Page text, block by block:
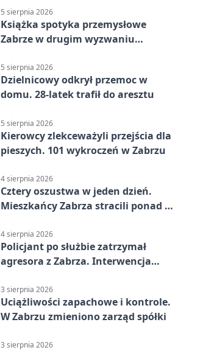
5 sierpnia 2026
Książka spotyka przemysłowe
Zabrze w drugim wyzwaniu
5 sierpnia 2026
Dzielnicowy odkrył przemoc w
domu. 28-latek trafił do aresztu
5 sierpnia 2026
Kierowcy zlekceważyli przejścia dla
pieszych. 101 wykroczeń w Zabrzu
4 sierpnia 2026
Cztery oszustwa w jeden dzień.
Mieszkańcy Zabrza stracili ponad 6
4 sierpnia 2026
Policjant po służbie zatrzymał
agresora z Zabrza. Interwencja
3 sierpnia 2026
Uciążliwości zapachowe i kontrole.
W Zabrzu zmieniono zarząd spółki
3 sierpnia 2026